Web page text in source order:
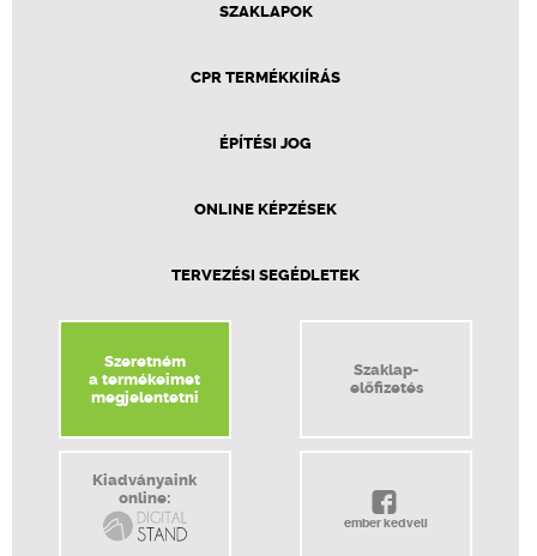
SZAKLAPOK
CPR TERMÉKKIÍRÁS
ÉPÍTÉSI JOG
ONLINE KÉPZÉSEK
TERVEZÉSI SEGÉDLETEK
Szeretném
a termékeimet
megjelentetni
Szaklap-
előfizetés
Kiadványaink
online:
ember kedveli